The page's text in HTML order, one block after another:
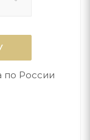
по России